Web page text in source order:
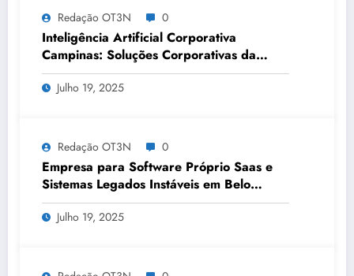
Redação OT3N 0
Inteligência Artificial Corporativa
Campinas: Soluções Corporativas da
OT3N Brasil – Guia 3083
Julho 19, 2025
Redação OT3N 0
Empresa para Software Próprio Saas e
Sistemas Legados Instáveis em Belo
Horizonte | OT3N Brasil – Guia 3449
Julho 19, 2025